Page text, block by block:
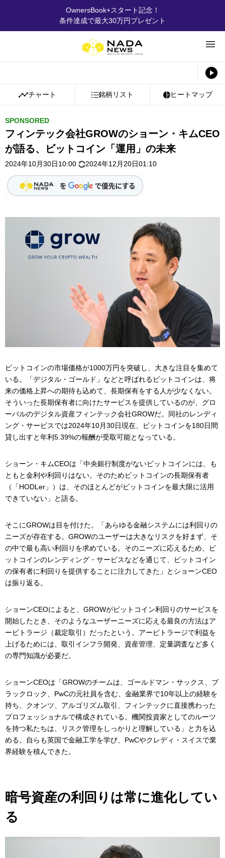
OwnersBook+スタート記念！
条件達成で最大30万円プレゼント
チャート 銘柄リスト ヒートマップ
SPONSORED
フィンテック会社GROWのショーン・キムCEO
が語る、ビットコイン「運用」の未来
2024年10月30日10:00 2024年12月20日01:10
ビットコインの市場価格が1000万円を突破し、大きな注目を集めて
いる。「デジタル・ゴールド」などと呼ばれるビットコインは、将
来の価格上昇への期待も込めて、長期保有をする人が少なくない。
そういった長期保有者に向けたサービスを提供しているのが、グロ
ーバルのデジタル資産フィンテック会社GROWだ。同社のレンディ
ング・サービスでは2024年10月30日現在、ビットコインを180日間
貸し出すと年利5.39%の報酬が受取可能となっている。
ショーン・キムCEOは「中央銀行制度がないビットコインには、も
ともと金利や利回りはない。そのためビットコインの長期保有者
（「HODLer」）は、そのほとんどがビットコインを最大限に活用
できていない」と語る。
そこにGROWは目を付けた。「あらゆる金融システムには利回りの
ニーズが存在する。GROWのユーザーは大きなリスクを好まず、そ
の中で最も高い利回りを求めている。そのニーズに応えるため、ビ
ットコインのレンディング・サービスなどを通じて、ビットコイン
の保有者に利回りを提供することに注力してきた」とショーンCEO
は振り返る。
ショーンCEOによると、GROWがビットコイン利回りのサービスを
開始したとき、そのようなユーザーニーズに応える最良の方法はア
ービトラージ（裁定取引）だったという。アービトラージで利益を
上げるためには、取引インフラ開発、資産管理、定量調査など多く
の専門知識が必要だ。
ショーンCEOは「GROWのチームは、ゴールドマン・サックス、ブ
ラックロック、PwCの元社員を含む、金融業界で10年以上の経験を
持ち、クオンツ、アルゴリズム取引、フィンテックに直接携わった
プロフェッショナルで構成されている。機関投資家としてのルーツ
を持つ私たちは、リスク管理をしっかりと理解している」と力を込
める。自らも英国で金融工学を学び、PwCやクレディ・スイスで業
界経験を積んできた。
暗号資産の利回りは常に進化してい
る